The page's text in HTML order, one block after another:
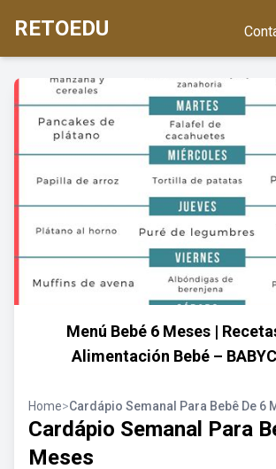
RETOEDU
Menú Bebé 6 Meses |
Alimentación Bebé –
Home>Cardápio Semanal Para Bebê De 6
Cardápio Semanal Para
Meses